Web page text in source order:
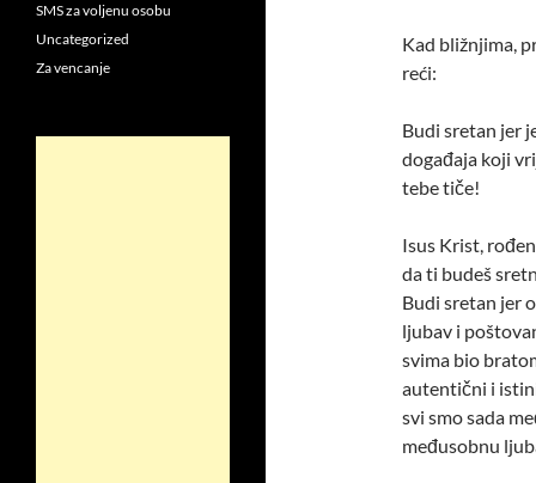
Kad bližnjima,
reći:
Budi sretan jer
događaja koji
tebe tiče!
Isus Krist,
da ti budeš
Budi sretan jer
ljubav i
svima bio
autentični i
svi smo sada
međusobnu
SMS za voljenu osobu
Uncategorized
Za vencanje